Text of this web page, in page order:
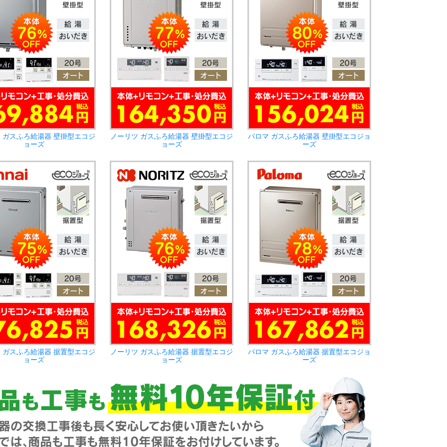
ガスふろ給湯器 壁掛型エコジ
ョーズ
ノーリツ ガスふろ給湯器 壁掛型エコジ
ョーズ
パロマ ガスふろ給湯器 壁掛型エコジョ
ーズ
ガスふろ給湯器 据置型エコジ
ョーズ
ノーリツ ガスふろ給湯器 据置型エコジ
ョーズ
パロマ ガスふろ給湯器 据置型エコジョ
ーズ